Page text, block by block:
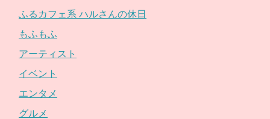
ふるカフェ系 ハルさんの休日
もふもふ
アーティスト
イベント
エンタメ
グルメ